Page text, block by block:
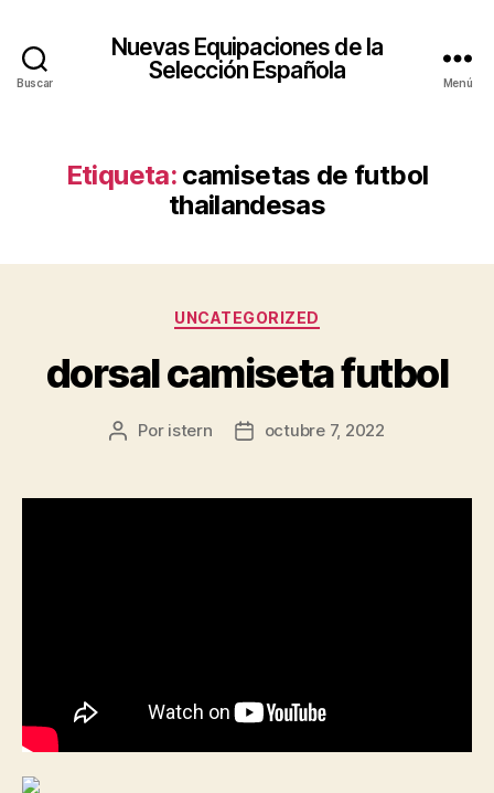
Buscar
Nuevas Equipaciones de la
Selección Española
Menú
Etiqueta: camisetas de futbol
thailandesas
Categorías
UNCATEGORIZED
dorsal camiseta futbol
Autor
entrada
Por istern
Fecha
entrada
octubre 7, 2022